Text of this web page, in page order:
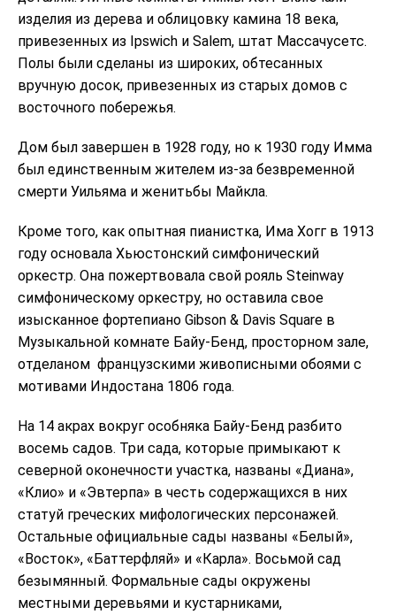
изделия из дерева и облицовку камина 18 века,
привезенных из Ipswich и Salem, штат Массачусетс.
Полы были сделаны из широких, обтесанных
вручную досок, привезенных из старых домов с
восточного побережья.
Дом был завершен в 1928 году, но к 1930 году Имма
был единственным жителем из-за безвременной
смерти Уильяма и женитьбы Майкла.
Кроме того, как опытная пианистка, Има Хогг в 1913
году основала Хьюстонский симфонический
оркестр. Она пожертвовала свой рояль Steinway
симфоническому оркестру, но оставила свое
изысканное фортепиано Gibson & Davis Square в
Музыкальной комнате Байу-Бенд, просторном зале,
отделаном французскими живописными обоями с
мотивами Индостана 1806 года.
На 14 акрах вокруг особняка Байу-Бенд разбито
восемь садов. Три сада, которые примыкают к
северной оконечности участка, названы «Диана»,
«Клио» и «Эвтерпа» в честь содержащихся в них
статуй греческих мифологических персонажей.
Остальные официальные сады названы «Белый»,
«Восток», «Баттерфляй» и «Карла». Восьмой сад
безымянный. Формальные сады окружены
местными деревьями и кустарниками,